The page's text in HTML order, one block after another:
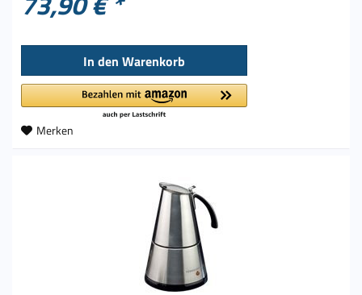
In den Warenkorb
Merken